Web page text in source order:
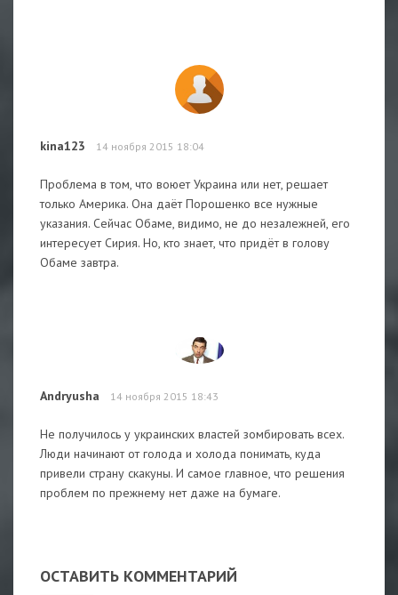
kina123 14 ноября 2015 18:04
Проблема в том, что воюет Украина или нет, решает
только Америка. Она даёт Порошенко все нужные
указания. Сейчас Обаме, видимо, не до незалежней, его
интересует Сирия. Но, кто знает, что придёт в голову
Обаме завтра.
Andryusha 14 ноября 2015 18:43
Не получилось у украинских властей зомбировать всех.
Люди начинают от голода и холода понимать, куда
привели страну скакуны. И самое главное, что решения
проблем по прежнему нет даже на бумаге.
ОСТАВИТЬ КОММЕНТАРИЙ